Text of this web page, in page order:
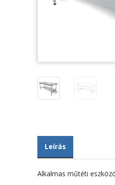
Leírás
Alkalmas műtéti